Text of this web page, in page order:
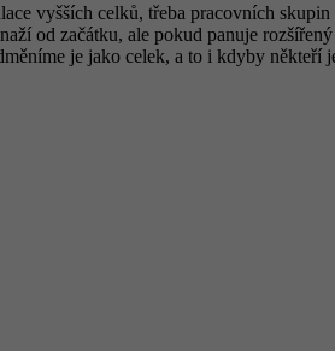
vyšších celků, třeba pracovních
od začátku, ale pokud panuje
je jako celek, a to i kdyby někteří